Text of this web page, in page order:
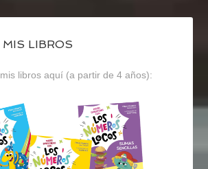
LIBROS
libros aquí (a partir de 4 años):